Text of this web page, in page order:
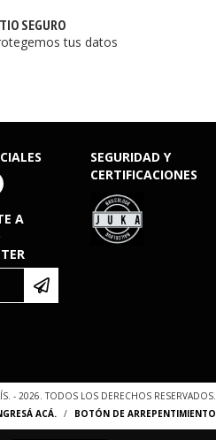
SEGURO
tus datos
A
SEGURIDAD Y
CERTIFICACIONES
- 2026. TODOS LOS DERECHOS RESERVADOS.
ACÁ. / BOTÓN DE ARREPENTIMIENTO